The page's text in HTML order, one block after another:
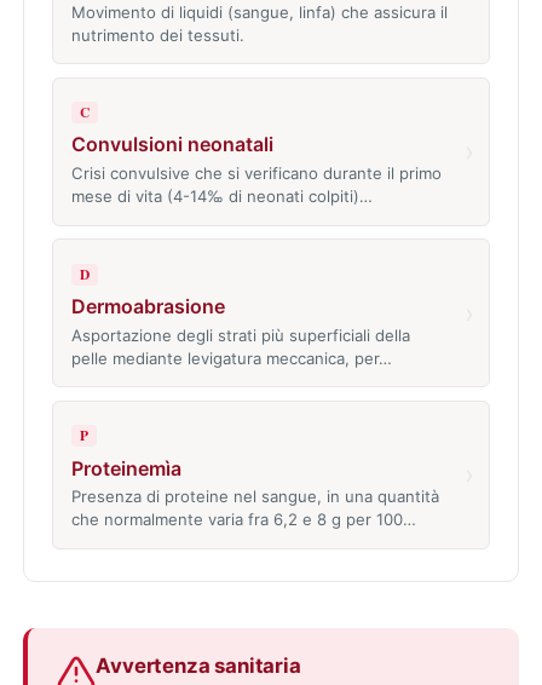
Movimento di liquidi (sangue, linfa) che assicura il
nutrimento dei tessuti.
C
Convulsioni neonatali
Crisi convulsive che si verificano durante il primo
mese di vita (4-14‰ di neonati colpiti)…
D
Dermoabrasione
Asportazione degli strati più superficiali della
pelle mediante levigatura meccanica, per…
P
Proteinemìa
Presenza di proteine nel sangue, in una quantità
che normalmente varia fra 6,2 e 8 g per 100…
Avvertenza sanitaria